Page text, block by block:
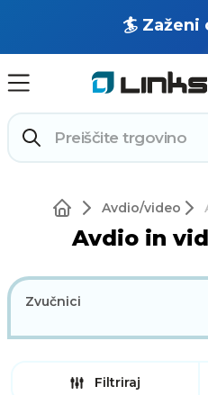
🏄
Avdio/video
Avdio in
Zvučnici
Filtriraj